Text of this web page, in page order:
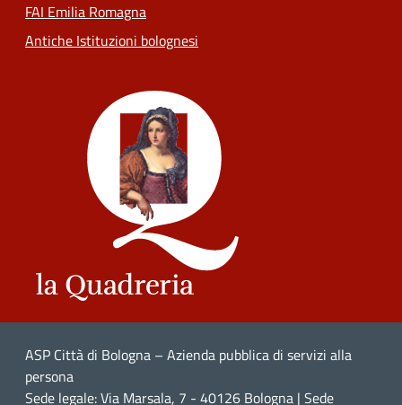
FAI Emilia Romagna
Antiche Istituzioni bolognesi
ASP Città di Bologna – Azienda pubblica di servizi alla
persona
Sede legale: Via Marsala, 7 - 40126 Bologna | Sede